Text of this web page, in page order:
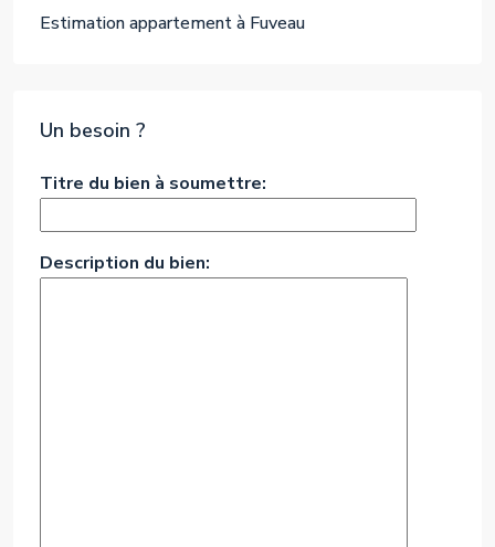
Estimation appartement à Fuveau
Un besoin ?
Titre du bien à soumettre:
Description du bien: